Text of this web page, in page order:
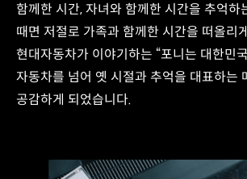
함께한 시간, 자녀와 함께한 시간을 추억하
때면 저절로 가족과 함께한 시간을 떠올리
현대자동차가 이야기하는 “포니는 대한민
자동차를 넘어 옛 시절과 추억을 대표하는
공감하게 되었습니다.